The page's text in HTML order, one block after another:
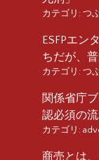
カテゴリ: つ
ESFPエン
ちだが、
カテゴリ: つ
関係省庁
認必須の
カテゴリ:
商売とは